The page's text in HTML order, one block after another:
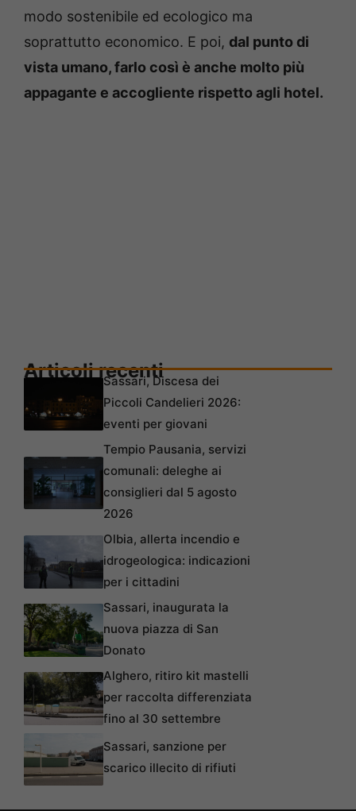
modo sostenibile ed ecologico ma
soprattutto economico. E poi, dal punto di
vista umano, farlo così è anche molto più
appagante e accogliente rispetto agli hotel.
Articoli recenti
Sassari, Discesa dei
Piccoli Candelieri 2026:
eventi per giovani
Tempio Pausania, servizi
comunali: deleghe ai
consiglieri dal 5 agosto
2026
Olbia, allerta incendio e
idrogeologica: indicazioni
per i cittadini
Sassari, inaugurata la
nuova piazza di San
Donato
Alghero, ritiro kit mastelli
per raccolta differenziata
fino al 30 settembre
Sassari, sanzione per
scarico illecito di rifiuti